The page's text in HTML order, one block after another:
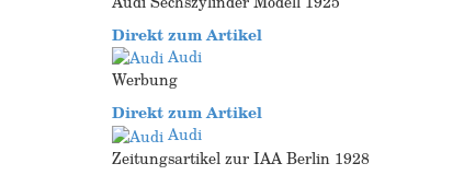
Direkt zum Artikel
Audi
Werbung
Direkt zum Artikel
Audi
Zeitungsartikel zur IAA Berlin 1928